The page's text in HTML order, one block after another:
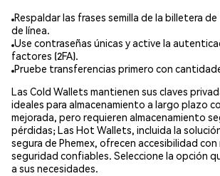
Respaldar las frases semilla de la billetera
de línea.
Use contraseñas únicas y active la
factores (2FA).
Pruebe transferencias primero con
Las Cold Wallets mantienen sus claves
ideales para almacenamiento a largo plazo
mejorada, pero requieren almacenamiento
pérdidas; Las Hot Wallets, incluida la
segura de Phemex, ofrecen accesibilidad con
seguridad confiables. Seleccione la opción
a sus necesidades.